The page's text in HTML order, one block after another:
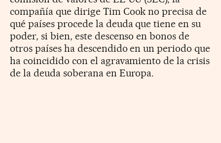
compañía que dirige Tim Cook no precisa de
qué países procede la deuda que tiene en su
poder, si bien, este descenso en bonos de
otros países ha descendido en un periodo que
ha coincidido con el agravamiento de la crisis
de la deuda soberana en Europa.